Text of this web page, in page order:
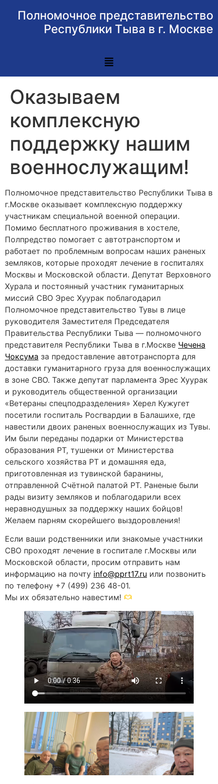
Полномочное представительство
Республики Тыва в г. Москве
Оказываем
комплексную
поддержку нашим
военнослужащим!
Полномочное представительство Республики Тыва в
г.Москве оказывает комплексную поддержку
участникам специальной военной операции.
Помимо бесплатного проживания в хостеле,
Полпредство помогает с автотранспортом и
работает по проблемным вопросам наших раненых
земляков, которые проходят лечение в госпиталях
Москвы и Московской области. Депутат Верховного
Хурала и постоянный участник гуманитарных
миссий СВО Эрес Хуурак поблагодарил
Полномочное представительство Тувы в лице
руководителя Заместителя Председателя
Правительства Республики Тыва — полномочного
представителя Республики Тыва в г.Москве Чечена
Чоксума за предоставление автотранспорта для
доставки гуманитарного груза для военнослужащих
в зоне СВО. Также депутат парламента Эрес Хуурак
и руководитель общественной организации
«Ветераны спецподразделения» Херел Кужугет
посетили госпиталь Росгвардии в Балашихе, где
навестили двоих раненых военнослужащих из Тувы.
Им были переданы подарки от Министерства
образования РТ, тушенки от Министерства
сельского хозяйства РТ и домашняя еда,
приготовленная из тувинской баранины,
отправленной Счётной палатой РТ. Раненые были
рады визиту земляков и поблагодарили всех
неравнодушных за поддержку наших бойцов!
Желаем парням скорейшего выздоровления!
Если ваши родственники или знакомые участники
СВО проходят лечение в госпитале г.Москвы или
Московской области, просим отправить нам
информацию на почту info@pprt17.ru или позвонить
по телефону +7 (499) 236 48-01.
Мы их обязательно навестим!